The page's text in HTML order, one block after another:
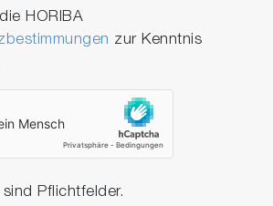
HORIBA
zur Kenntnis
Pflichtfelder.